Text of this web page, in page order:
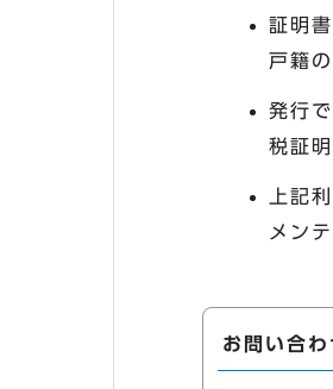
証明
戸籍
発行
税証
上記
メン
お問い合わ